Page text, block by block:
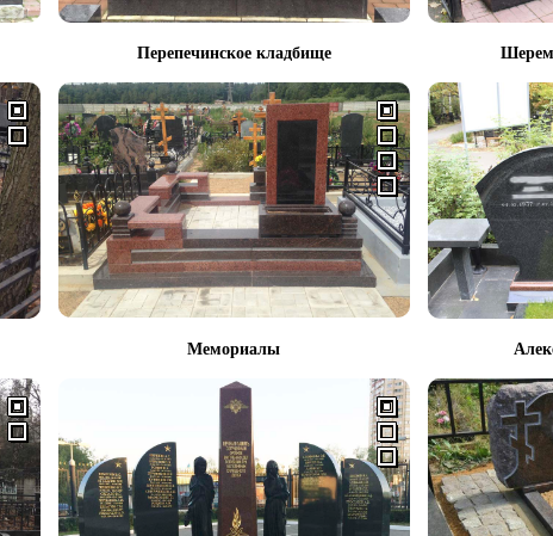
Перепечинское кладбище
Мемориалы